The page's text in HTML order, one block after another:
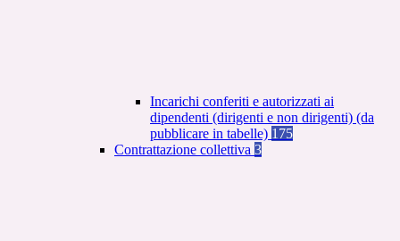
Incarichi conferiti e autorizzati ai
dipendenti (dirigenti e non dirigenti) (da
pubblicare in tabelle) 175
Contrattazione collettiva 3